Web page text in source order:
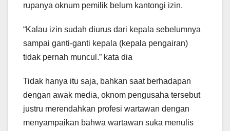
rupanya oknum pemilik belum kantongi izin.
“Kalau izin sudah diurus dari kepala sebelumnya
sampai ganti-ganti kepala (kepala pengairan)
tidak pernah muncul.” kata dia
Tidak hanya itu saja, bahkan saat berhadapan
dengan awak media, oknom pengusaha tersebut
justru merendahkan profesi wartawan dengan
menyampaikan bahwa wartawan suka menulis